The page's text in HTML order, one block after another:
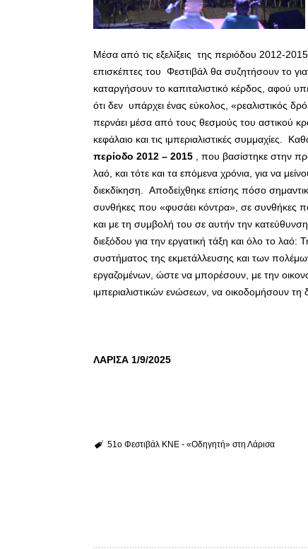
Μέσα από τις εξελίξεις της περιόδου 2012-
επισκέπτες του Φεστιβάλ θα συζητήσουν το
καταργήσουν το καπιταλιστικό κέρδος, αφού
ότι δεν υπάρχει ένας εύκολος, «ρεαλιστικός
περνάει μέσα από τους θεσμούς του αστικού
κεφάλαιο και τις ιμπεριαλιστικές συμμαχίες.
περίοδο 2012 – 2015 , που βασίστηκε στην
λαό, και τότε και τα επόμενα χρόνια, για να
διεκδίκηση. Αποδείχθηκε επίσης πόσο
συνθήκες που «φυσάει κόντρα», σε συνθήκες
και με τη συμβολή του σε αυτήν την
διεξόδου για την εργατική τάξη και όλο το
συστήματος της εκμετάλλευσης και των
εργαζομένων, ώστε να μπορέσουν, με την
ιμπεριαλιστικών ενώσεων, να οικοδομήσουν τη
ΛΑΡΙΣΑ 1/9/2025
51ο Φεστιβάλ ΚΝΕ - «Οδηγητή» στη Λάρισα